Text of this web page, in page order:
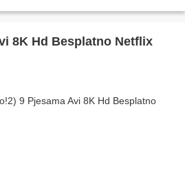
8K Hd Besplatno Netflix